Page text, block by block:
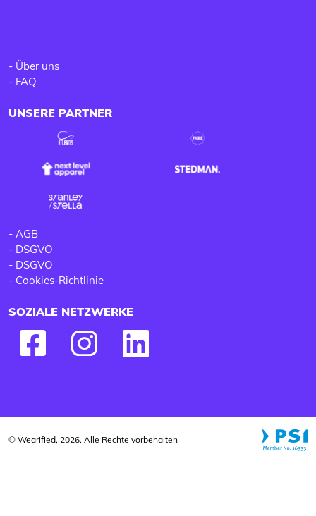
- Über uns
- FAQ
UNSERE PARTNER
- AGB
- DSGVO
- DSGVO
- Cookies-Richtlinie
SOZIALE NETZWERKE
© Wearified, 2026. Alle Rechte vorbehalten